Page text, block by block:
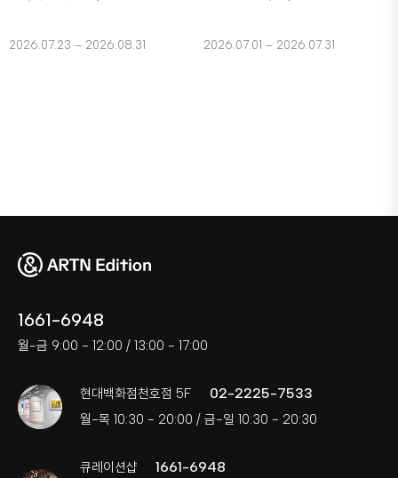
2026.07.23 – 2026.08.31 2026.07.01 – 2026.07.31
1661-6948
월-금 9:00 - 12:00 / 13:00 - 17:00
현대백화점천호점 5F 02-2225-7533
월-목 10:30 - 20:00 / 금-일 10:30 - 20:30
큐레이션샵 1661-6948